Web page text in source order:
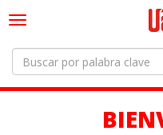
Toggle navigation